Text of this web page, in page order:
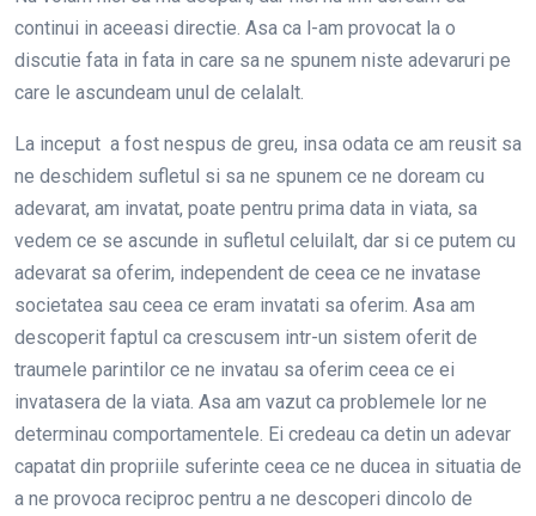
continui in aceeasi directie. Asa ca l-am provocat la o
discutie fata in fata in care sa ne spunem niste adevaruri pe
care le ascundeam unul de celalalt.
La inceput a fost nespus de greu, insa odata ce am reusit sa
ne deschidem sufletul si sa ne spunem ce ne doream cu
adevarat, am invatat, poate pentru prima data in viata, sa
vedem ce se ascunde in sufletul celuilalt, dar si ce putem cu
adevarat sa oferim, independent de ceea ce ne invatase
societatea sau ceea ce eram invatati sa oferim. Asa am
descoperit faptul ca crescusem intr-un sistem oferit de
traumele parintilor ce ne invatau sa oferim ceea ce ei
invatasera de la viata. Asa am vazut ca problemele lor ne
determinau comportamentele. Ei credeau ca detin un adevar
capatat din propriile suferinte ceea ce ne ducea in situatia de
a ne provoca reciproc pentru a ne descoperi dincolo de